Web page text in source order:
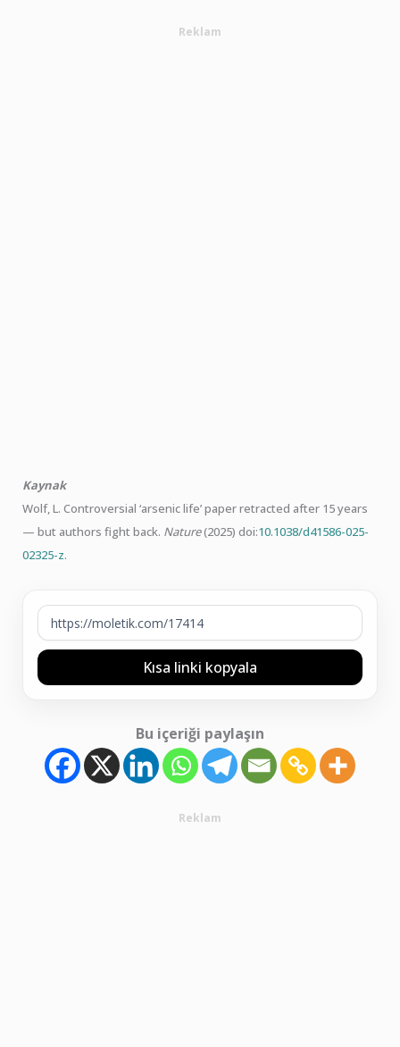
Reklam
Kaynak
Wolf, L. Controversial ‘arsenic life’ paper retracted after 15 years
— but authors fight back. Nature(2025) doi:10.1038/d41586-025-
02325-z.
Kısa linki kopyala
Bu içeriği paylaşın
Reklam